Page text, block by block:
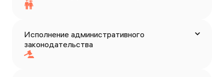
Исполнение административного
законодательства